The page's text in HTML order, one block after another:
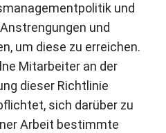
und
und
um diese zu erreichen.
Mitarbeiter an der
dieser Richtlinie
sich darüber zu
Arbeit bestimmte